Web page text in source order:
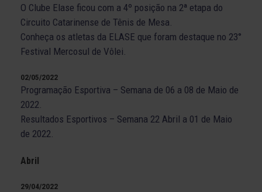
O Clube Elase ficou com a 4º posição na 2ª etapa do
Circuito Catarinense de Tênis de Mesa.
Conheça os atletas da ELASE que foram destaque no 23°
Festival Mercosul de Vôlei.
02/05/2022
Programação Esportiva – Semana de 06 a 08 de Maio de
2022.
Resultados Esportivos – Semana 22 Abril a 01 de Maio
de 2022.
Abril
29/04/2022